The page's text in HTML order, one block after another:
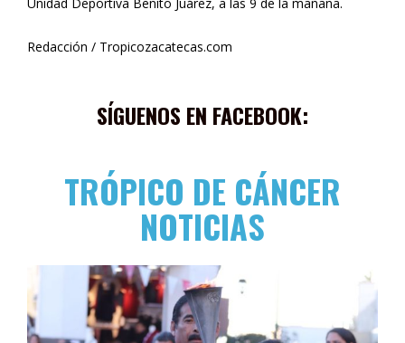
Redacción / Tropicozacatecas.com
SÍGUENOS EN FACEBOOK:
TRÓPICO DE CÁNCER
NOTICIAS